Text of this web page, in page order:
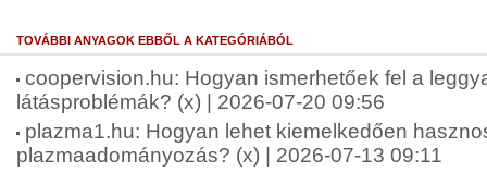
TOVÁBBI ANYAGOK EBBŐL A KATEGÓRIÁBÓL
coopervision.hu: Hogyan ismerhetőek fel a
látásproblémák? (x) | 2026-07-20 09:56
plazma1.hu: Hogyan lehet kiemelkedően
plazmaadományozás? (x) | 2026-07-13 09:11